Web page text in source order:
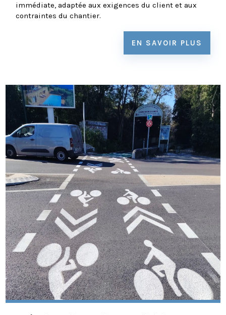
immédiate, adaptée aux exigences du client et aux
contraintes du chantier.
EN SAVOIR PLUS